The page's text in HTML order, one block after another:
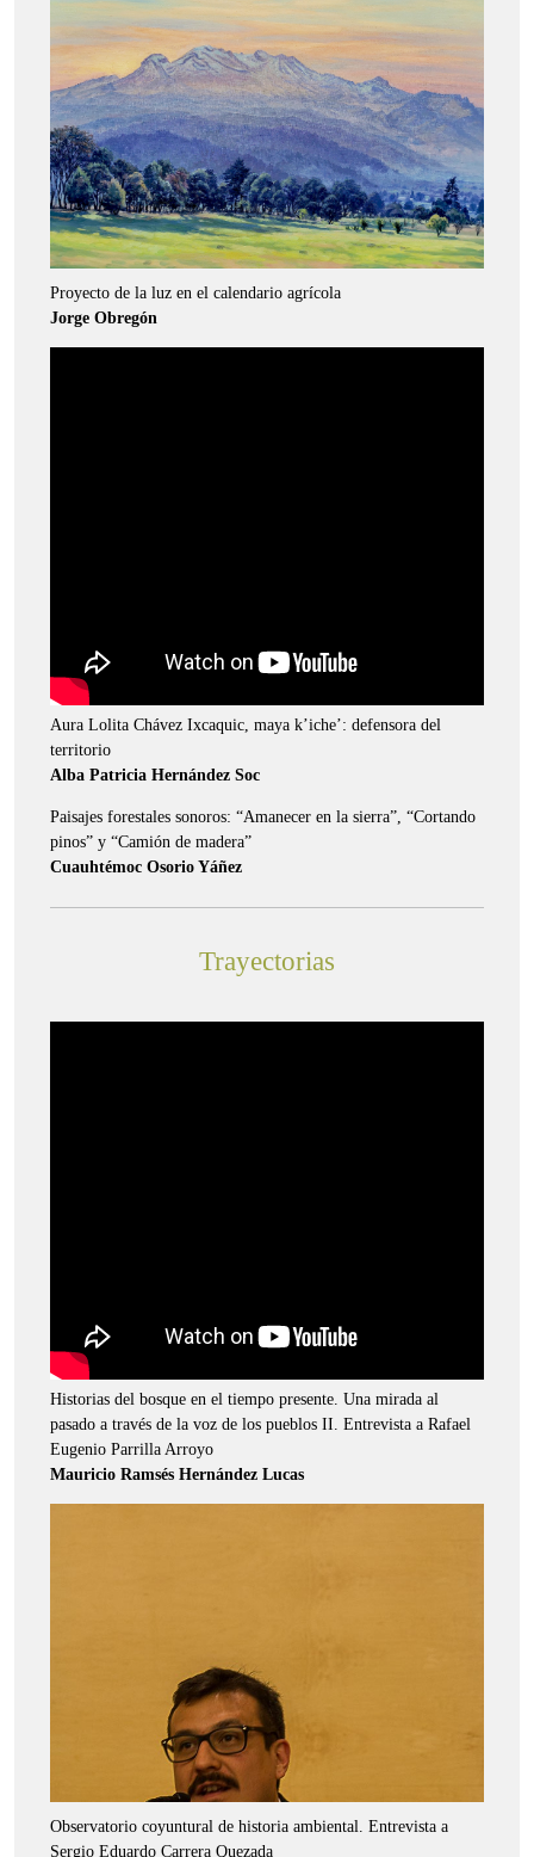
Proyecto de la luz en el calendario agrícola
Jorge Obregón
Aura Lolita Chávez Ixcaquic, maya k’iche’: defensora del
territorio
Alba Patricia Hernández Soc
Paisajes forestales sonoros: “Amanecer en la sierra”, “Cortando
pinos” y “Camión de madera”
Cuauhtémoc Osorio Yáñez
Trayectorias
Historias del bosque en el tiempo presente. Una mirada al
pasado a través de la voz de los pueblos II. Entrevista a Rafael
Eugenio Parrilla Arroyo
Mauricio Ramsés Hernández Lucas
Observatorio coyuntural de historia ambiental. Entrevista a
Sergio Eduardo Carrera Quezada